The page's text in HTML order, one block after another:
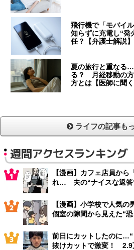
飛行機で「モバイ
知らずに充電し“発
任？【弁護士解説】
夏の旅行と重なる
る？ 月経移動の方
方とは【医師に聞く
ライフの記事も
週間アクセスランキング
【漫画】カフェ店員か
れ… 夫の“ナイスな返答
【漫画】小学校で人気
個室の隙間から見えた“
前日にカットしたのに
抜けカットで激変！ 2.9